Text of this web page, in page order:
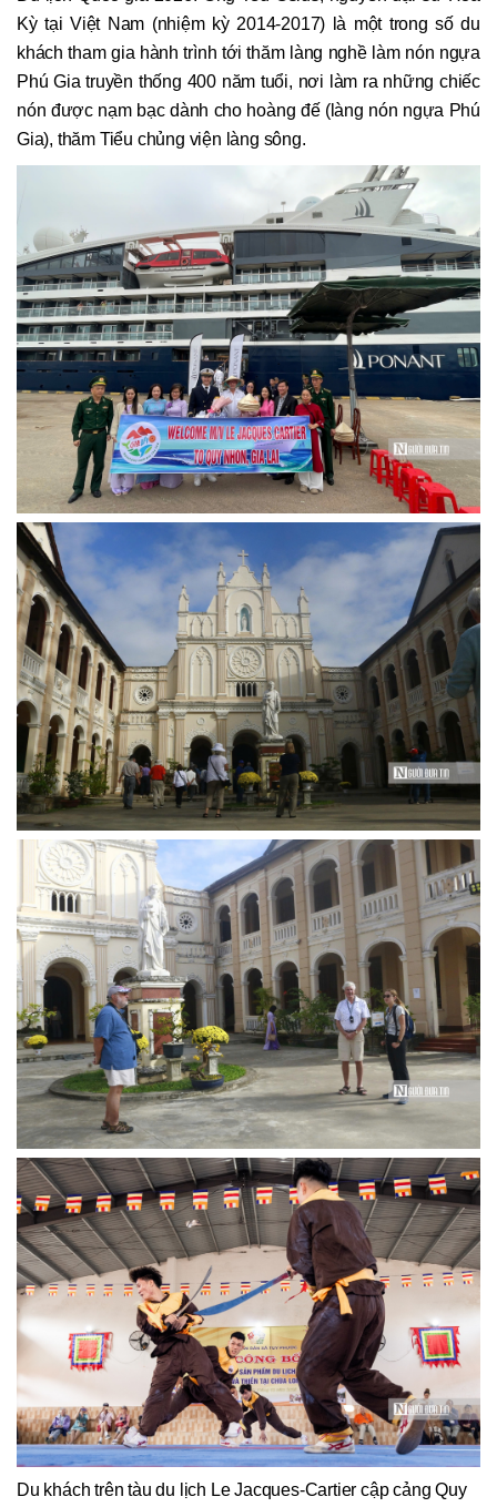
Kỳ tại Việt Nam (nhiệm kỳ 2014-2017) là một trong số du
khách tham gia hành trình tới thăm làng nghề làm nón ngựa
Phú Gia truyền thống 400 năm tuổi, nơi làm ra những chiếc
nón được nạm bạc dành cho hoàng đế (làng nón ngựa Phú
Gia), thăm Tiểu chủng viện làng sông.
Du khách trên tàu du lịch Le Jacques-Cartier cập cảng Quy